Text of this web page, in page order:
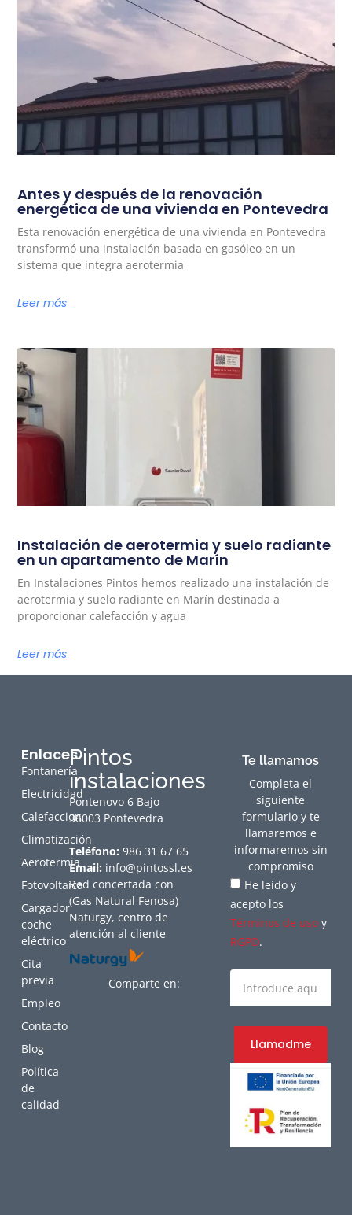
Antes y después de la renovación
energética de una vivienda en Pontevedra
Esta renovación energética de una vivienda en Pontevedra
transformó una instalación basada en gasóleo en un
sistema que integra aerotermia
Leer más
Instalación de aerotermia y suelo radiante
en un apartamento de Marín
En Instalaciones Pintos hemos realizado una instalación de
aerotermia y suelo radiante en Marín destinada a
proporcionar calefacción y agua
Leer más
Pintos
instalaciones
Pontenovo 6 Bajo
36003 Pontevedra
Teléfono: 986 31 67 65
Email: info@pintossl.es
Red concertada con
(Gas Natural Fenosa)
Naturgy, centro de
atención al cliente
Comparte en:
Enlaces
Fontanería
Electricidad
Calefaccion
Climatización
Aerotermia
Fotovoltaica
Cargador
coche
eléctrico
Cita
previa
Empleo
Contacto
Blog
Política
de
calidad
Te llamamos
Completa el
siguiente
formulario y te
llamaremos e
informaremos sin
compromiso
He leído y
acepto los
Términos de uso y
RGPD.
Llamadme